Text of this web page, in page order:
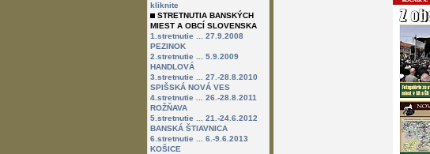
kliknite
STRETNUTIA BANSKÝCH
MIEST A OBCÍ SLOVENSKA
1.stretnutie ... 27.9.2008
PEZINOK
2.stretnutie ... 5.9.2009
HANDLOVÁ
3.stretnutie ... 27.-28.8.2010
SPIŠSKÁ NOVÁ VES
4.stretnutie ... 26.-28.8.2011
ROŽŇAVA
5.stretnutie ... 21.-24.6.2012
BANSKÁ ŠTIAVNICA
6.stretnutie ... 6.-9.6.2013
KOŠICE